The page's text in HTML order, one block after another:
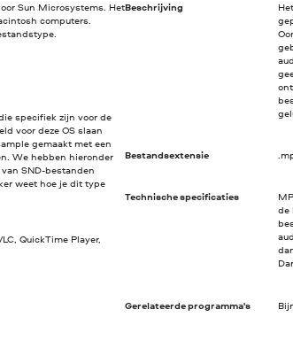
Sun Microsystems. Het
computers.
specifiek zijn voor de
voor deze OS slaan
gemaakt met een
We hebben hieronder
SND-bestanden
weet hoe je dit type
QuickTime Player,
Beschrijving
Bestandsextensie
Technische specificaties
de
Gerelateerde programma's